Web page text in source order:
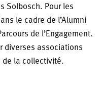
Solbosch. Pour les
le cadre de l’Alumni
de l’Engagement.
diverses associations
de la collectivité.